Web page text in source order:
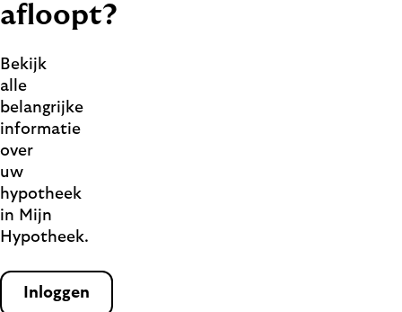
afloopt?
Bekijk
alle
belangrijke
informatie
over
uw
hypotheek
in Mijn
Hypotheek.
Inloggen